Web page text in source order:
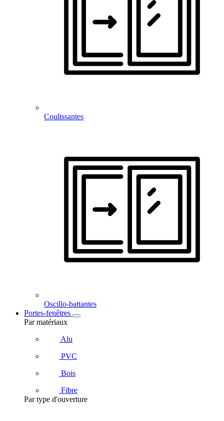
Coulissantes
Oscillo-battantes
Portes-fenêtres
Par matériaux
Alu
PVC
Bois
Fibre
Par type d'ouverture